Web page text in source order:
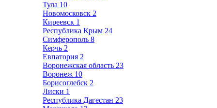
Тула 10
Новомосковск 2
Киреевск 1
Республика Крым 24
Симферополь 8
Керчь 2
Евпатория 2
Воронежская область 23
Воронеж 10
Борисоглебск 2
Лиски 1
Республика Дагестан 23